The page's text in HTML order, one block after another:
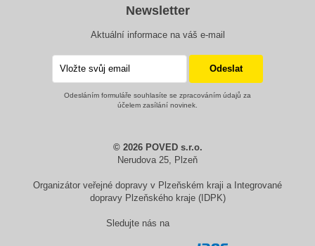
Newsletter
Aktuální informace na váš e-mail
Odesláním formuláře souhlasíte se zpracováním údajů za
účelem zasílání novinek.
© 2026 POVED s.r.o.
Nerudova 25, Plzeň
Organizátor veřejné dopravy v Plzeňském kraji a Integrované
dopravy Plzeňského kraje (IDPK)
Sledujte nás na